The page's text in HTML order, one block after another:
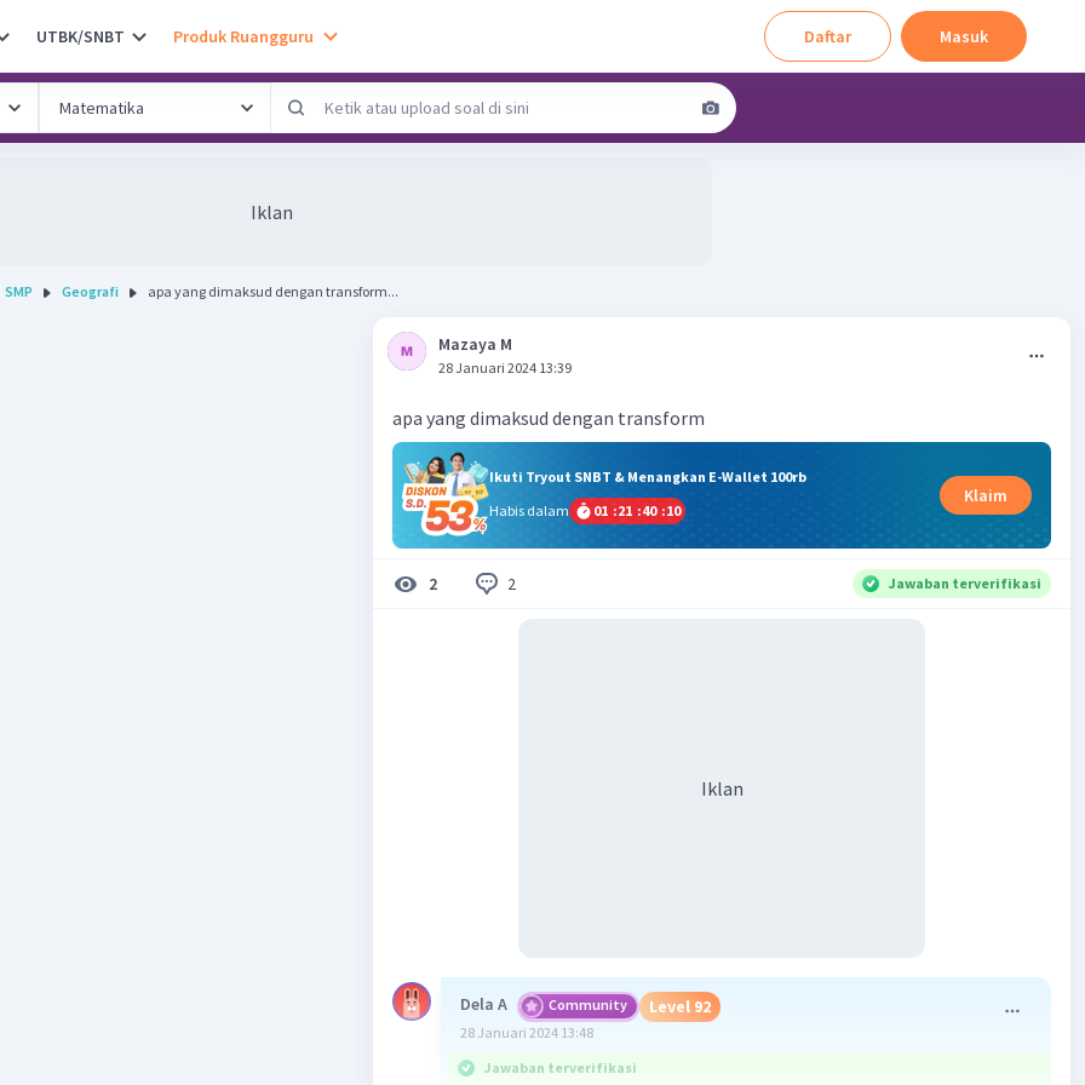
UTBK/SNBT Produk Ruangguru Daftar Masuk
Iklan
SMP Geografi apa yang dimaksud dengan transform...
Mazaya M
28 Januari 2024 13:39
apa yang dimaksud dengan transform
Ikuti Tryout SNBT & Menangkan E-Wallet 100rb
Habis dalam
01 :21 :40 :10
Klaim
2 2 Jawaban terverifikasi
Iklan
Dela A Community Level 92
28 Januari 2024 13:48
Jawaban terverifikasi